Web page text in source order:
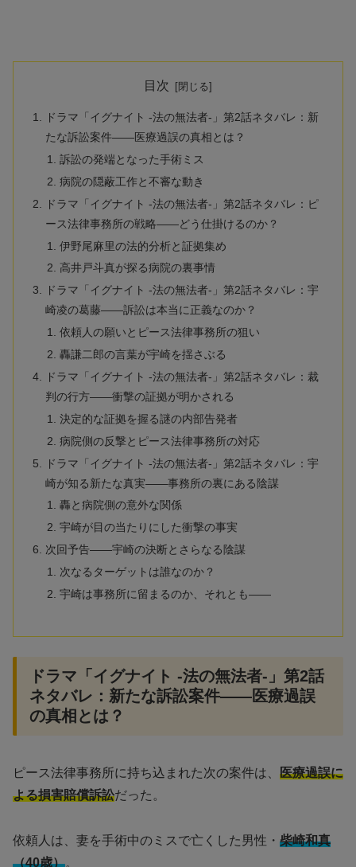
目次
ドラマ「イグナイト -法の無法者-」第2話ネタバレ：新
たな訴訟案件——医療過誤の真相とは？
訴訟の発端となった手術ミス
病院の隠蔽工作と不審な動き
ドラマ「イグナイト -法の無法者-」第2話ネタバレ：ピ
ース法律事務所の戦略——どう仕掛けるのか？
伊野尾麻里の法的分析と証拠集め
高井戸斗真が探る病院の裏事情
ドラマ「イグナイト -法の無法者-」第2話ネタバレ：宇
崎凌の葛藤——訴訟は本当に正義なのか？
依頼人の願いとピース法律事務所の狙い
轟謙二郎の言葉が宇崎を揺さぶる
ドラマ「イグナイト -法の無法者-」第2話ネタバレ：裁
判の行方——衝撃の証拠が明かされる
決定的な証拠を握る謎の内部告発者
病院側の反撃とピース法律事務所の対応
ドラマ「イグナイト -法の無法者-」第2話ネタバレ：宇
崎が知る新たな真実——事務所の裏にある陰謀
轟と病院側の意外な関係
宇崎が目の当たりにした衝撃の事実
次回予告——宇崎の決断とさらなる陰謀
次なるターゲットは誰なのか？
宇崎は事務所に留まるのか、それとも——
ドラマ「イグナイト -法の無法者-」第2話
ネタバレ：新たな訴訟案件——医療過誤
の真相とは？
ピース法律事務所に持ち込まれた次の案件は、 医療過誤に
よる損害賠償訴訟だった。
依頼人は、妻を手術中のミスで亡くした男性・ 柴崎和真
（40歳）。